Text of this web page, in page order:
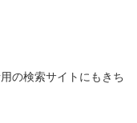
の検索サイトにもきち